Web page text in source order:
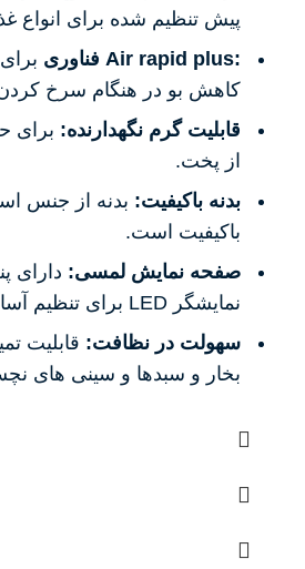
پیش تنظیم شده برای انواع
فناوری Air rapid plus:
کاهش بو در هنگام سرخ
قابلیت گرم نگهدارنده: برای
از پخت.
بدنه باکیفیت: بدنه از جنس
باکیفیت است.
صفحه نمایش لمسی: دارای
نمایشگر LED برای تنظیم آسان.
سهولت در نظافت: قابلیت
بخار و سبدها و سینی های